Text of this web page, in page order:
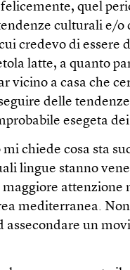
quel
culturali e/o
credevo di essere
latte, a quanto
vicino a casa che
delle
esegeta
chiede cosa sta
lingue stanno
maggiore attenzione
mediterranea.
un